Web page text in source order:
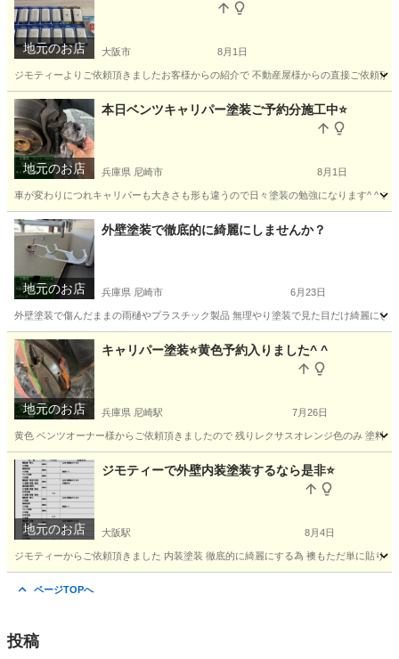
地元のお店 大阪市 8月1日
ジモティーよりご依頼頂きましたお客様からの紹介で 不動産屋様からの直接ご依頼
大阪 大阪市 その他
地元のお店
本日ベンツキャリパー塗装ご予約分施工中⭐️
兵庫県 尼崎市 8月1日
車が変わりにつれキャリパーも大きさも形も違うので日々塗装の勉強になります^ ^
兵庫 尼崎市 その他
地元のお店
外壁塗装で徹底的に綺麗にしませんか？
兵庫県 尼崎市 6月23日
外壁塗装で傷んだままの雨樋やプラスチック製品 無理やり塗装で見た目だけ綺麗に
兵庫 尼崎市 リフォーム 外壁塗装
地元のお店
キャリパー塗装⭐️黄色予約入りました^ ^
兵庫県 尼崎駅 7月26日
黄色 ベンツオーナー様からご依頼頂きましたので 残りレクサスオレンジ色のみ 塗料
兵庫 尼崎市 その他
地元のお店
ジモティーで外壁内装塗装するなら是非⭐️
大阪駅 8月4日
ジモティーからご依頼頂きました 内装塗装 徹底的に綺麗にする為 襖もただ単に貼り
ページTOPへ
投稿